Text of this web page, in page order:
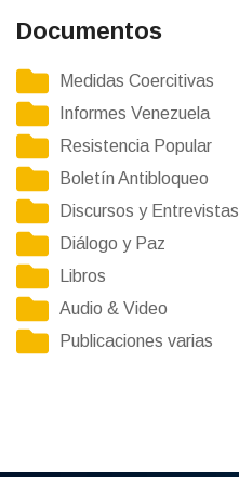
Documentos
Medidas Coercitivas
Informes Venezuela
Resistencia Popular
Boletín Antibloqueo
Discursos y Entrevistas
Diálogo y Paz
Libros
Audio & Video
Publicaciones varias